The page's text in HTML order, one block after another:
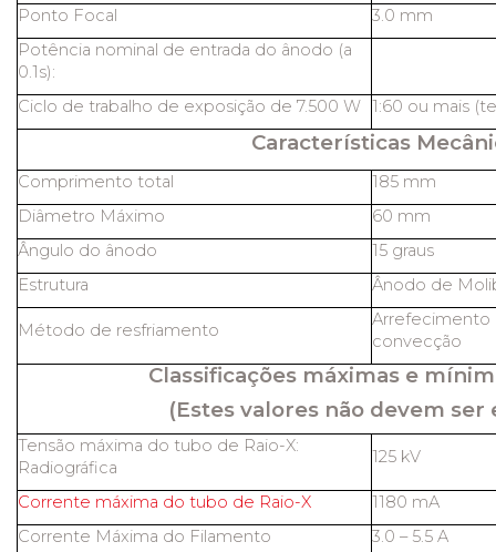
Ponto Focal
3.0 mm
Potência nominal de entrada do ânodo (a
0.1s):
Ciclo de trabalho de exposição de 7.500 W 1:60 ou mais
Características
Comprimento total
185 mm
Diâmetro Máximo
60 mm
Ângulo do ânodo
15 graus
Estrutura
Ânodo de
Método de resfriamento
Arrefecimento
convecção
Classificações máximas e
(Estes valores não devem ser
Tensão máxima do tubo de Raio-X:
Radiográfica
125 kV
Corrente máxima do tubo de Raio-X
1180 mA
Corrente Máxima do Filamento
3.0 – 5.5 A